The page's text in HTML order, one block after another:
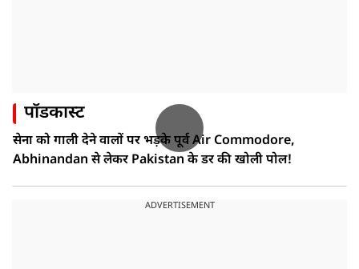
पॉडकास्ट
सेना को गाली देने वालों पर भड़के पूर्व Air Commodore,
Abhinandan से लेकर Pakistan के डर की खोली पोल!
ADVERTISEMENT